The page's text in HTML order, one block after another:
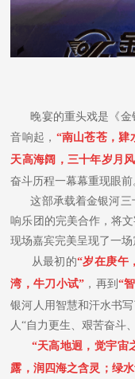
晚宴的重头戏是《金
音响起， “南山苍苍，肄
天高海阔，三十年岁月
奋斗历程一幕幕重现眼前
这部承载着金银河三
响乐团的完美合作，将
现场嘉宾完美呈现了一场
从最初的“岁在庚午
湾，牛刀小试” ，再到“
银河人用智慧和汗水书
人“自力更生、艰苦奋斗
“天高地迥，觉宇宙之
露，润四海之含灵；绿